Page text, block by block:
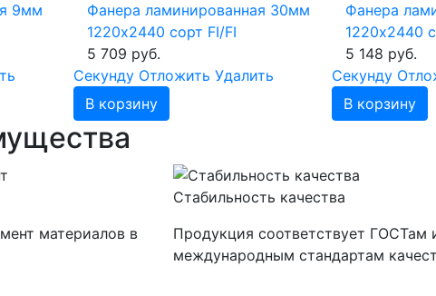
9мм
Фанера ламинированная 30мм
1220х2440 сорт FI/FI
5 709 руб.
Cекунду Отложить Удалить
В корзину
Фанера
1220х2440
5 148 руб.
Cекунду
В корзину
материалов в
Стабильность качества
Продукция соответствует ГОСТам
международным стандартам